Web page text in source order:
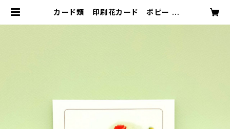
カード類 印刷花カード ポピー |